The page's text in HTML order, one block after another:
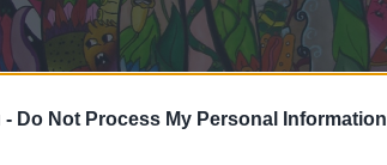
- Do Not Process My Personal Information